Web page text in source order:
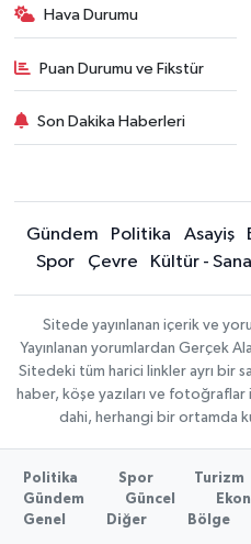
Hava Durumu
Puan Durumu ve Fikstür
Son Dakika Haberleri
Gündem Politika Asayiş
Spor
Çevre Kültür -
Sitede yayınlanan içerik ve
Yayınlanan yorumlardan Gerçek
Sitedeki tüm harici linkler ayrı bir
haber, köşe yazıları ve fotoğraflar
dahi, herhangi bir ortamda
Politika Spor
Turizm
Gündem
Güncel
Genel
Diğer Bölge